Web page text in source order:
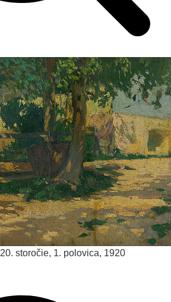
20. storočie, 1. polovica, 1920